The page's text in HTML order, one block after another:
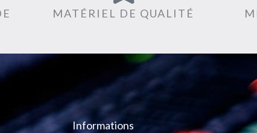
MATÉRIEL DE QUALITÉ
Informations